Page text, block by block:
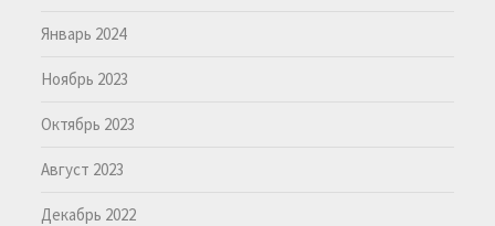
Январь 2024
Ноябрь 2023
Октябрь 2023
Август 2023
Декабрь 2022